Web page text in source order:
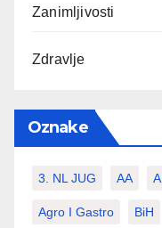
Zanimljivosti
Zdravlje
Oznake
3. NL JUG AA
Agro I Gastro BiH